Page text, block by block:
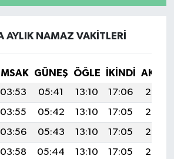
AYLIK NAMAZ VAKITLERI
İMSAK GÜNEŞ ÖĞLE İKINDI
03:53 05:41 13:10 17:06
20:29
03:55 05:42 13:10 17:05
20:28
03:56 05:43 13:10 17:05
20:27
03:58 05:44 13:10 17:05
20:26